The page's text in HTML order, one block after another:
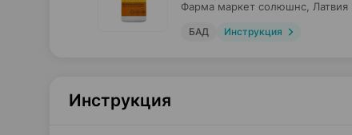
Фарма маркет солюшнс , Латвия
БАД Инструкция
Инструкция